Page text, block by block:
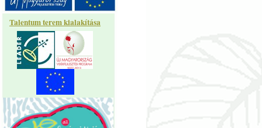
Talentum terem kialakítása